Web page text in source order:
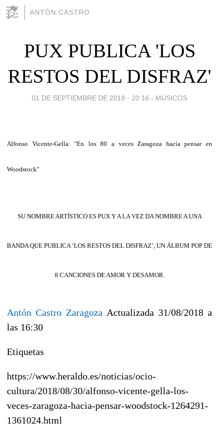
ANTÓN CASTRO
PUX PUBLICA 'LOS
RESTOS DEL DISFRAZ'
01 DE SEPTIEMBRE DE 2018 - 20:16 - MÚSICOS
Alfonso Vicente-Gella: "En los 80 a veces Zaragoza hacía pensar en
Woodstock"
SU NOMBRE ARTÍSTICO ES PUX Y A LA VEZ DA NOMBRE A UNA
BANDA QUE PUBLICA ‘LOS RESTOS DEL DISFRAZ’, UN ÁLBUM POP DE
8 CANCIONES DE AMOR Y DESAMOR.
Antón Castro Zaragoza Actualizada 31/08/2018 a
las 16:30
Etiquetas
https://www.heraldo.es/noticias/ocio-
cultura/2018/08/30/alfonso-vicente-gella-los-
veces-zaragoza-hacia-pensar-woodstock-1264291-
1361024.html